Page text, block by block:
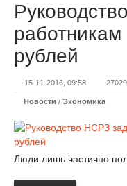
рублей
15-11-2016, 09:58 27029
Новости / Экономика
Люди лишь частично